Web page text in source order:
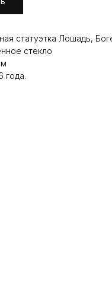
статуэтка Лошадь,
стекло
года.